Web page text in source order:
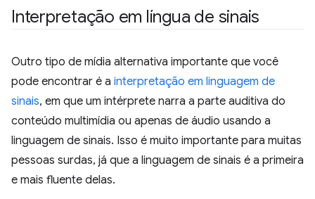
Interpretação em língua de sinais
Outro tipo de mídia alternativa importante que você
pode encontrar é a interpretação em linguagem de
sinais, em que um intérprete narra a parte auditiva do
conteúdo multimídia ou apenas de áudio usando a
linguagem de sinais. Isso é muito importante para muitas
pessoas surdas, já que a linguagem de sinais é a primeira
e mais fluente delas.